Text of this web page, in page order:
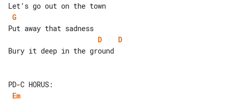
G
D
D
Bury it deep in the ground
Em